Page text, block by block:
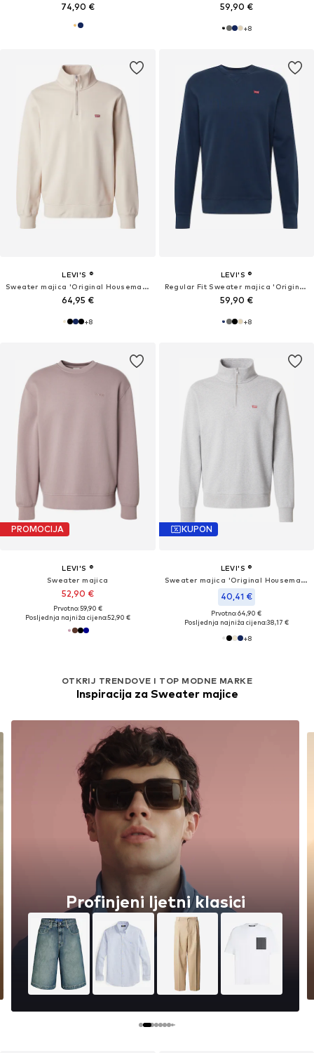
74,90 € 59,90 €
+8
LEVI'S ®
Sweater majica 'Original Housemark Quarter-Zip Pullover'
64,95 €
+8
LEVI'S ®
Regular Fit Sweater majica 'Original Housemark Crewneck Sweatshirt'
59,90 €
+8
PROMOCIJA
LEVI'S ®
Sweater majica
52,90 €
Prvotno: 59,90 €
Posljednja najniža cijena:52,90 €
KUPON
LEVI'S ®
Sweater majica 'Original Housemark'
40,41 €
Prvotno: 64,90 €
Posljednja najniža cijena:38,17 €
+8
OTKRIJ TRENDOVE I TOP MODNE MARKE
Inspiracija za Sweater majice
Trend Color: Iced Coffee